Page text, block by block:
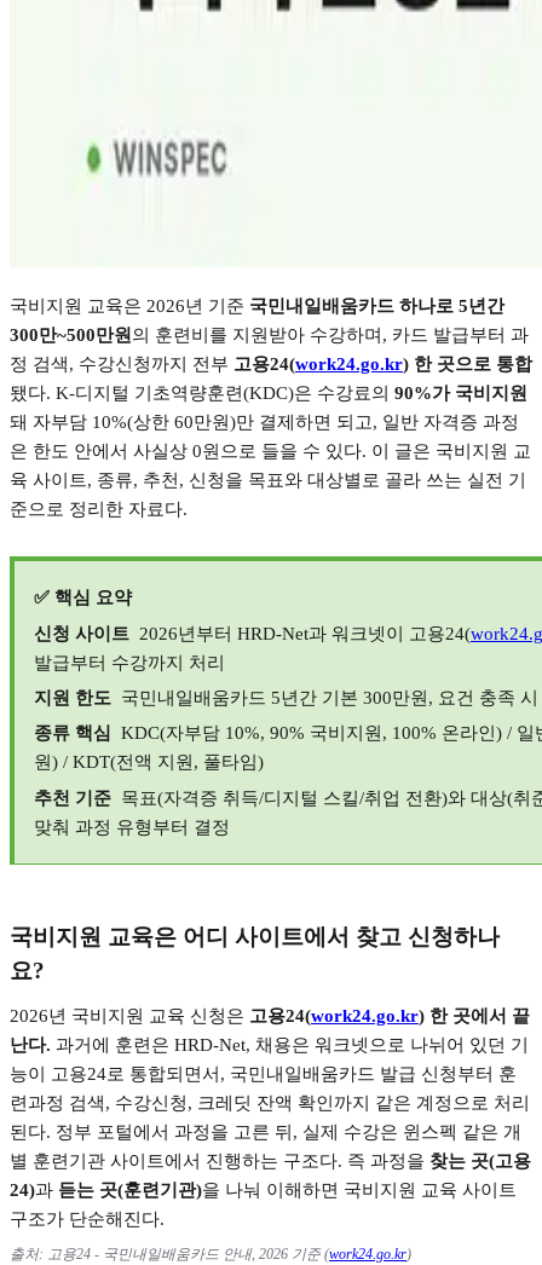
국비지원 교육은 2026년 기준 국민내일배움카드 하나로 5년간
300만~500만원 의 훈련비를 지원받아 수강하며 , 카드 발급부터 과
정 검색, 수강신청까지 전부 고용24(work24.go.kr) 한 곳으로 통합
됐다. K-디지털 기초역량훈련(KDC)은 수강료의 90%가 국비지원
돼 자부담 10%(상한 60만원)만 결제하면 되고, 일반 자격증 과정
은 한도 안에서 사실상 0원으로 들을 수 있다. 이 글은 국비지원 교
육 사이트, 종류, 추천 , 신청을 목표와 대상별로 골라 쓰는 실전 기
준으로 정리한 자료다.
✅ 핵심 요약
신청 사이트 2026년부터 HRD-Net과 워크넷이 고용24(
발급부터 수강까지 처리
지원 한도
국민내일배움카드 5년간 기본 300만원 , 요건 충족
종류 핵심
KDC(자부담 10%, 90% 국비지원, 100% 온라인) / 일
원) / KDT(전액 지원, 풀타임)
추천 기준 목표(자격증 취득/디지털 스킬/취업 전환)와 대상(취
맞춰 과정 유형부터 결정
국비지원 교육은 어디 사이트에서 찾고 신청하나
요?
2026년 국비지원 교육 신청은 고용24(work24.go.kr) 한 곳에서 끝
난다. 과거에 훈련은 HRD-Net, 채용은 워크넷으로 나뉘어 있던 기
능이 고용24로 통합되면서 , 국민내일배움카드 발급 신청부터 훈
련과정 검색, 수강신청, 크레딧 잔액 확인까지 같은 계정으로 처리
된다. 정부 포털에서 과정을 고른 뒤 , 실제 수강은 윈스펙 같은 개
별 훈련기관 사이트에서 진행하는 구조다. 즉 과정을 찾는 곳(고용
24)과 듣는 곳(훈련기관)을 나눠 이해하면 국비지원 교육 사이트
구조가 단순해진다.
출처: 고용24 - 국민내일배움카드 안내, 2026 기준(work24.go.kr)